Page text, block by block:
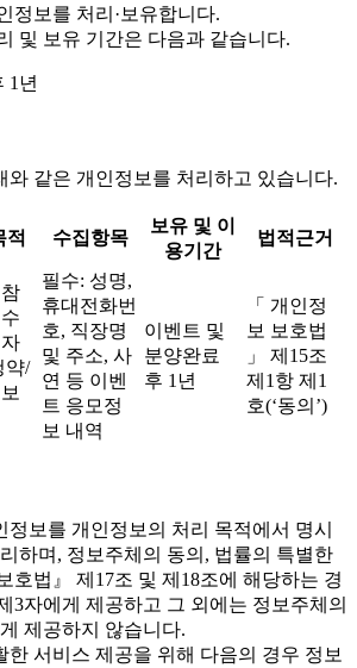
정보를 처리·보유합니다.
및 보유 기간은 다음과 같습니다.
1년
와 같은 개인정보를 처리하고 있습니다.
적 수집항목
보유 및 이
용기간
법적근거
약/
필수: 성명,
휴대전화번
호, 직장명
및 주소, 사
연 등 이벤
트 응모정
보 내역
이벤트 및
분양완료
후 1년
「 개인정
보 보호법
」 제15조
제1항 제1
호(‘동의’)
정보를 개인정보의 처리 목적에서 명시
하며, 정보주체의 동의, 법률의 특별한
호법』 제17조 및 제18조에 해당하는 경
3자에게 제공하고 그 외에는 정보주체의
제공하지 않습니다.
한 서비스 제공을 위해 다음의 경우 정보